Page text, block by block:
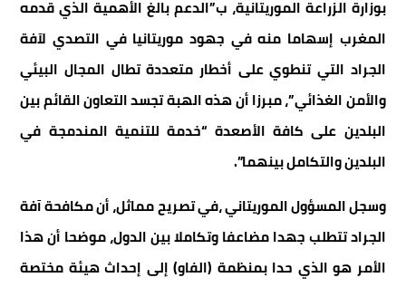
بوزارة الزراعة الموريتانية، ب”الدعم بالغ الأهمية الذي قدمه
المغرب إسهاما منه في جهود موريتانيا في التصدي لآفة
الجراد التي تنطوي على أخطار متعددة تطال المجال البيئي
والأمن الغذائي”، مبرزا أن هذه الهبة تجسد التعاون القائم بين
البلدين على كافة الأصعدة “خدمة للتنمية المندمجة في
البلدين والتكامل بينهما”.
وسجل المسؤول الموريتاني ،في تصريح مماثل، أن مكافحة آفة
الجراد تتطلب جهدا مضاعفا وتكاملا بين الدول، موضحا أن هذا
الأمر هو الذي حدا بمنظمة (الفاو) إلى إحداث هيئة مختصة